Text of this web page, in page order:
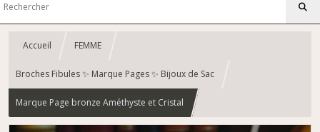
Accueil FEMME
Broches Fibules ✨ Marque Pages ✨ Bijoux de Sac
Marque Page bronze Améthyste et Cristal